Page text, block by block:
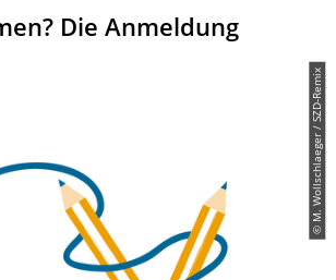
Die Anmeldung
© M. Wollschlaeger / SZD-Remix